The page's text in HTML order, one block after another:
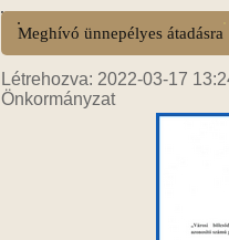
Meghívó ünnepélyes átadásra
Létrehozva: 2022-03-17
Önkormányzat